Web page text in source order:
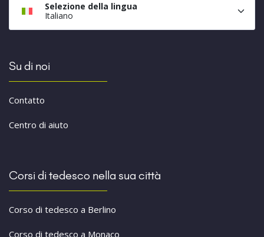
Selezione della lingua
Italiano
Su di noi
Contatto
Centro di aiuto
Corsi di tedesco nella sua città
Corso di tedesco a Berlino
Corso di tedesco a Monaco